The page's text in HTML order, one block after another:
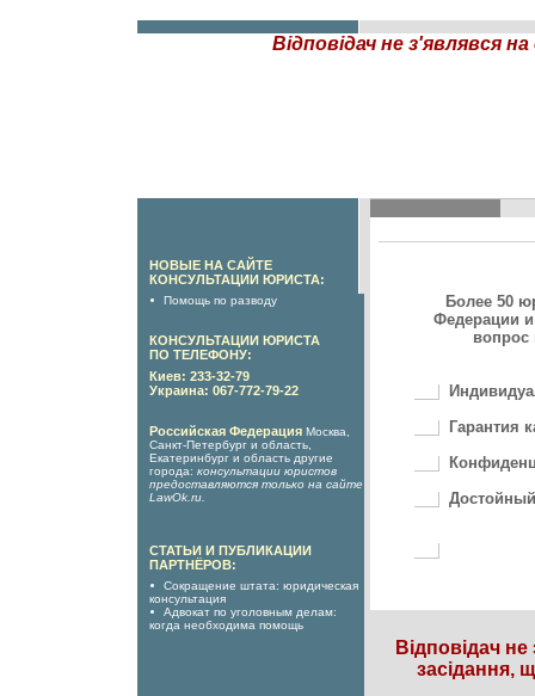
Відповідач не з'являвся
НОВЫЕ НА САЙТЕ
КОНСУЛЬТАЦИИ ЮРИСТА:
Помощь по разводу
КОНСУЛЬТАЦИИ ЮРИСТА
ПО ТЕЛЕФОНУ:
Киев: 233-32-79
Украина: 067-772-79-22
Российская Федерация Москва,
Санкт-Петербург и область,
Екатеринбург и область другие
города: консультации юристов
предоставляются только на сайте
LawOk.ru
СТАТЬИ И ПУБЛИКАЦИИ
ПАРТНЁРОВ:
Сокращение штата: юридическая
консультация
Адвокат по уголовным делам:
когда необходима помощь
Более 50
Федерации
вопрос
Гарантия
Відповідач
засідання,